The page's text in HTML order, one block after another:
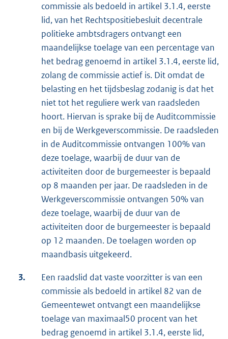
commissie als bedoeld in artikel 3.1.4, eerste
lid, van het Rechtspositiebesluit decentrale
politieke ambtsdragers ontvangt een
maandelijkse toelage van een percentage van
het bedrag genoemd in artikel 3.1.4, eerste lid,
zolang de commissie actief is. Dit omdat de
belasting en het tijdsbeslag zodanig is dat het
niet tot het reguliere werk van raadsleden
hoort. Hiervan is sprake bij de Auditcommissie
en bij de Werkgeverscommissie. De raadsleden
in de Auditcommissie ontvangen 100% van
deze toelage, waarbij de duur van de
activiteiten door de burgemeester is bepaald
op 8 maanden per jaar. De raadsleden in de
Werkgeverscommissie ontvangen 50% van
deze toelage, waarbij de duur van de
activiteiten door de burgemeester is bepaald
op 12 maanden. De toelagen worden op
maandbasis uitgekeerd.
3.
Een raadslid dat vaste voorzitter is van een
commissie als bedoeld in artikel 82 van de
Gemeentewet ontvangt een maandelijkse
toelage van maximaal50 procent van het
bedrag genoemd in artikel 3.1.4, eerste lid,